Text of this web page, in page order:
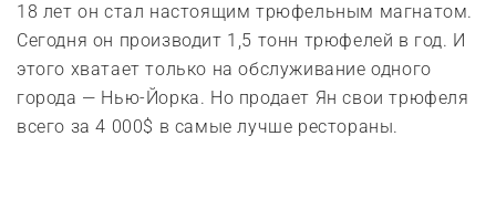
18 лет он стал настоящим трюфельным магнатом.
Сегодня он производит 1,5 тонн трюфелей в год. И
этого хватает только на обслуживание одного
города — Нью-Йорка. Но продает Ян свои трюфеля
всего за 4 000$ в самые лучше рестораны.